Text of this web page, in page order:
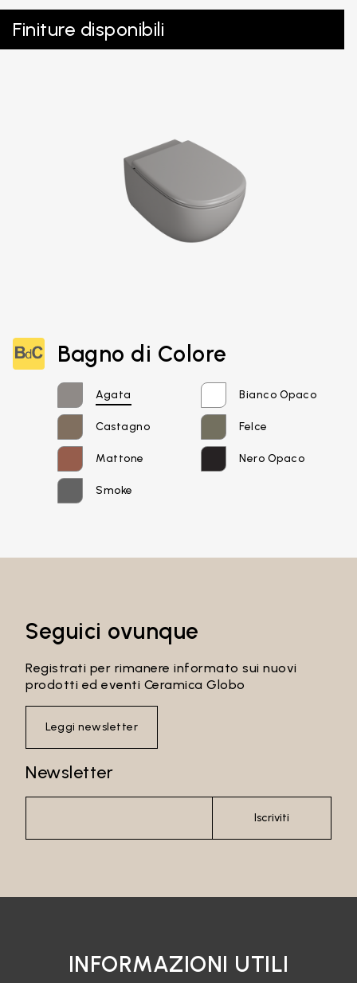
Email*
Password
Finiture disponibili
Bagno di Colore
Agata Bianco Opaco
Castagno Felce
Mattone Nero Opaco
Smoke
Seguici ovunque
Registrati per rimanere informato sui nuovi
prodotti ed eventi Ceramica Globo
Leggi newsletter
Newsletter
Iscriviti
INFORMAZIONI UTILI